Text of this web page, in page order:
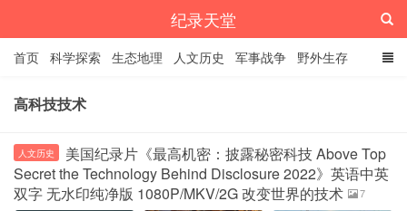
纪录天堂
首页 科学探索 生态地理 人文历史 军事战争 野外生存
经典纪录 4K纪录片
高科技技术
人文历史
美国纪录片《最高机密：披露秘密科技 Above Top
Secret the Technology Behind Disclosure 2022》英语中英
双字 无水印纯净版 1080P/MKV/2G 改变世界的技术
7